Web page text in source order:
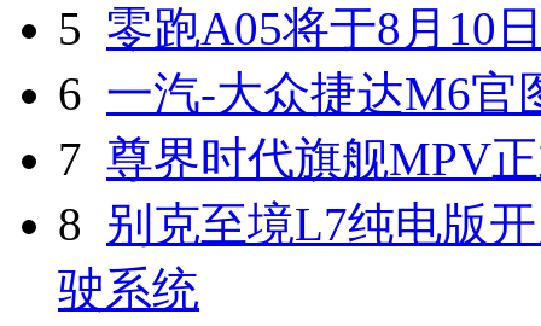
5 零跑A05将于8月10
6 一汽-大众捷达M6官
7 尊界时代旗舰MPV
8 别克至境L7纯电版
驶系统